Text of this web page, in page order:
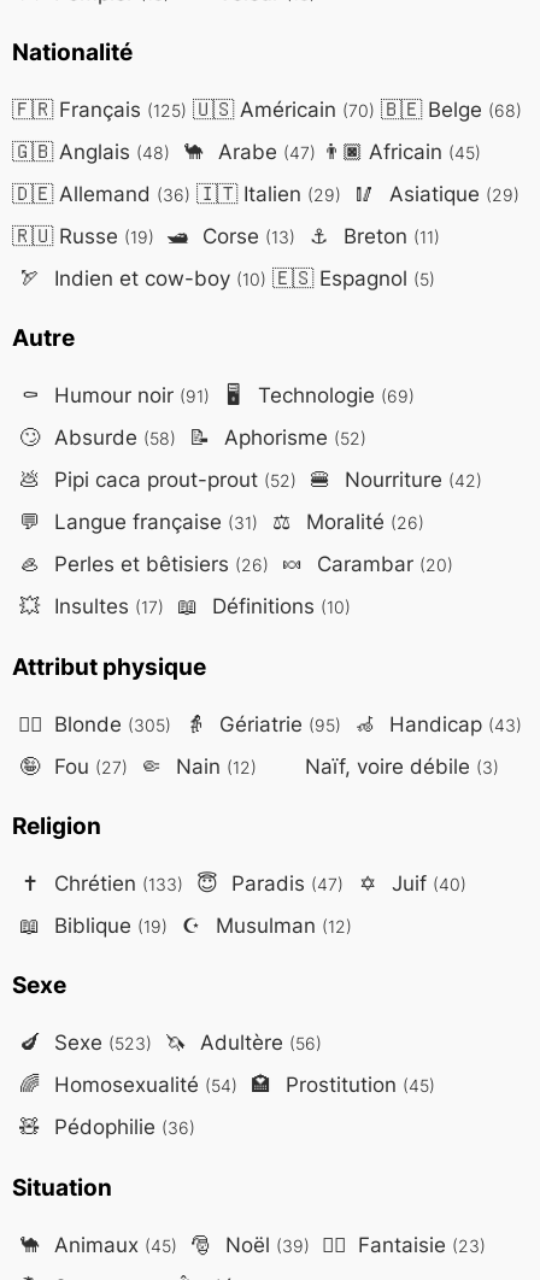
Nationalité
🇫🇷Français (125) 🇺🇸Américain (70) 🇧🇪Belge (68)
🇬🇧Anglais (48) 🐪 Arabe (47) 👨🏿 Africain (45)
🇩🇪Allemand (36) 🇮🇹Italien (29) 🥢 Asiatique (29)
🇷🇺Russe (19) 🛥️ Corse (13) ⚓ Breton (11)
🏹 Indien et cow-boy (10) 🇪🇸Espagnol (5)
Autre
⚰️ Humour noir (91) 🖥️ Technologie (69)
🙄 Absurde (58) 📝 Aphorisme (52)
💩 Pipi caca prout-prout (52) 🍔 Nourriture (42)
💬 Langue française (31) ⚖️ Moralité (26)
🦪 Perles et bêtisiers (26) 🍬 Carambar (20)
💥 Insultes (17) 📖 Définitions (10)
Attribut physique
👱‍♀️ Blonde (305) 👵 Gériatrie (95) 🦽 Handicap (43)
🤪 Fou (27) 🤏 Nain (12) Naïf, voire débile (3)
Religion
✝️ Chrétien (133) 😇 Paradis (47) ✡️ Juif (40)
📖 Biblique (19) ☪️ Musulman (12)
Sexe
🍆 Sexe (523) 🦄 Adultère (56)
🌈 Homosexualité (54) 🏩 Prostitution (45)
🧸 Pédophilie (36)
Situation
🐪 Animaux (45) 🎅 Noël (39) 🧙‍♂️ Fantaisie (23)